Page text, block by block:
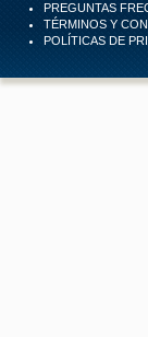
PREGUNTAS
TÉRMINOS Y
POLÍTICAS DE